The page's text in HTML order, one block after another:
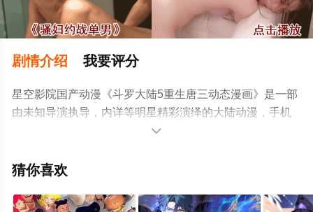
剧情介绍 我要评分
星空影院国产动漫《斗罗大陆5重生唐三动态漫画》是一部
由未知导演执导，内详等明星精彩演绎的大陆动漫，手机
免费观看高清无删减完整版动漫全集就上星空电影网，更
解。

猜你喜欢